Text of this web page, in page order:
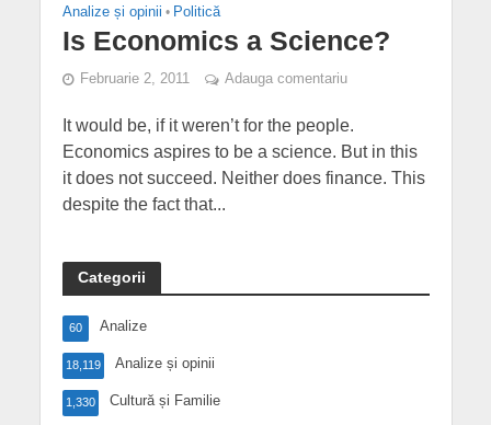
Analize și opinii • Politică
Is Economics a Science?
Februarie 2, 2011 Adauga comentariu
It would be, if it weren’t for the people.
Economics aspires to be a science. But in this
it does not succeed. Neither does finance. This
despite the fact that...
Categorii
Analize
60
Analize și opinii
18,119
Cultură și Familie
1,330